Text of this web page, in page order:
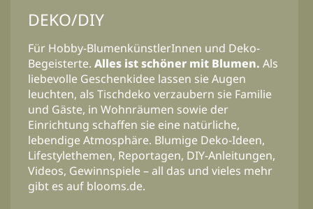
DEKO/DIY
Für Hobby-BlumenkünstlerInnen und Deko-
Begeisterte. Alles ist schöner mit Blumen. Als
liebevolle Geschenkidee lassen sie Augen
leuchten, als Tischdeko verzaubern sie Familie
und Gäste, in Wohnräumen sowie der
Einrichtung schaffen sie eine natürliche,
lebendige Atmosphäre. Blumige Deko-Ideen,
Lifestylethemen, Reportagen, DIY-Anleitungen,
Videos, Gewinnspiele – all das und vieles mehr
gibt es auf blooms.de.